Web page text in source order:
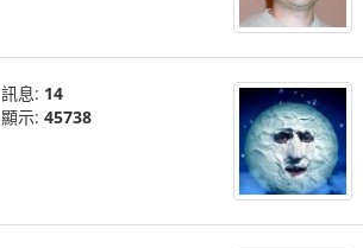
訊息: 14
顯示: 45738